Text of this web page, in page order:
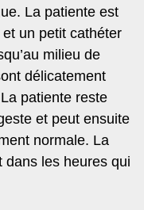
La patiente est
un petit cathéter
milieu de
délicatement
patiente reste
et peut ensuite
normale. La
dans les heures qui